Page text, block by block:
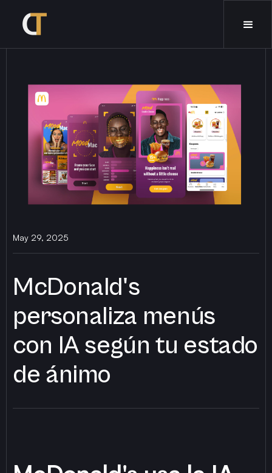
May 29, 2025
McDonald's
personaliza menús
con IA según tu estado
de ánimo